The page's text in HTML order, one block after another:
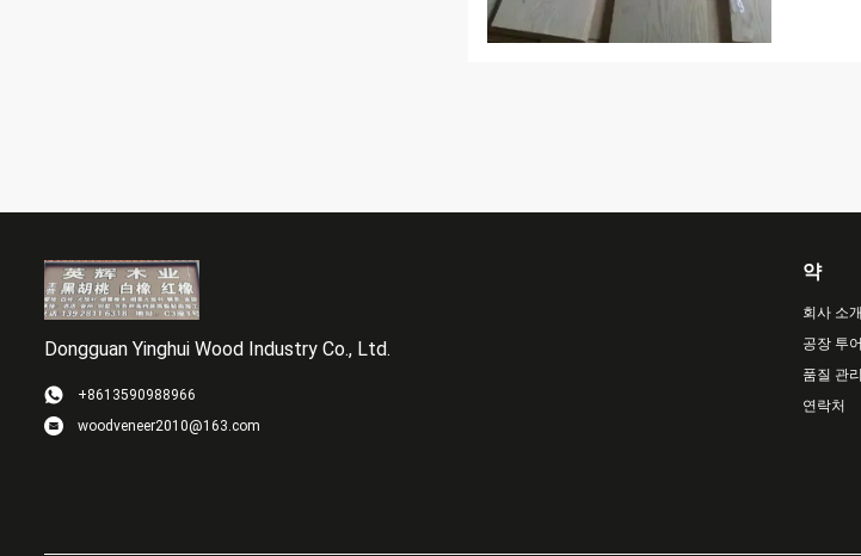
Dongguan Yinghui Wood Industry Co., Ltd.
+8613590988966
woodveneer2010@163.com
약
회사 소개
공장 투어
품질 관리
연락처